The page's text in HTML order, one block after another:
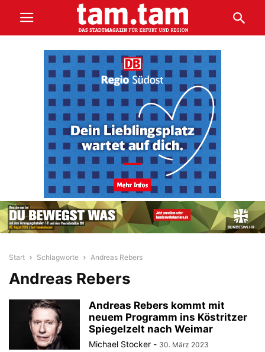
Start Schlagworte Andreas Rebers
Andreas Rebers
Andreas Rebers kommt mit
neuem Programm ins Köstritzer
Spiegelzelt nach Weimar
Michael Stocker - 30. März 2023